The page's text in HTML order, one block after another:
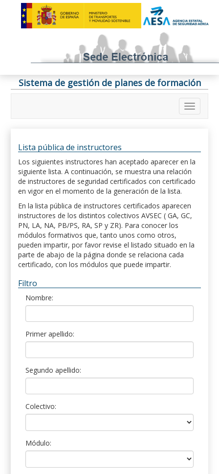
Sistema de gestión de planes de formación
Lista pública de instructores
Los siguientes instructores han aceptado aparecer en la
siguiente lista. A continuación, se muestra una relación
de instructores de seguridad certificados con certificado
en vigor en el momento de la generación de la lista.
En la lista pública de instructores certificados aparecen
instructores de los distintos colectivos AVSEC ( GA, GC,
PN, LA, NA, PB/PS, RA, SP y ZR). Para conocer los
módulos formativos que, tanto unos como otros,
pueden impartir, por favor revise el listado situado en la
parte de abajo de la página donde se relaciona cada
certificado, con los módulos que puede impartir.
Filtro
Nombre:
Primer apellido:
Segundo apellido:
Colectivo:
Módulo: